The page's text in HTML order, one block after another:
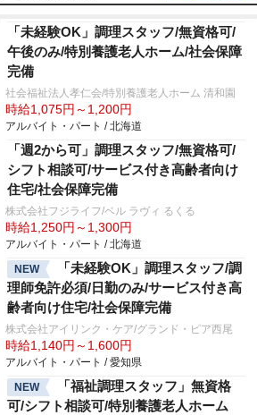
「未経験OK」調理スタッフ/無資格可/
午後のみ/特別養護老人ホーム/社会保障
完備
社会福祉法人孝仁会/特別養護老人ホーム 清和園
時給1,075円～1,200円
アルバイト・パート / 北海道
「週2から可」調理スタッフ/無資格可/
シフト相談可/サービス付き高齢者向け
住宅/社会保障完備
株式会社フジライフ/ベル ラヴィ るくる
時給1,250円～1,300円
アルバイト・パート / 北海道
NEW
「未経験OK」調理スタッフ/調
理師免許必須/日勤のみ/サービス付き高
齢者向け住宅/社会保障完備
株式会社アイリンク・ケア/グランド・ピア西尾
時給1,140円～1,600円
アルバイト・パート / 愛知県
NEW
「福祉調理スタッフ」無資格
可/シフト相談可/特別養護老人ホーム